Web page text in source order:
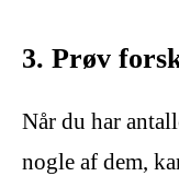
3. Prøv
Når du har
nogle af dem,